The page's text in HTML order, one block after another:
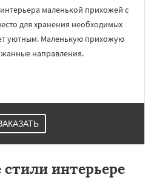
маленькой прихожей с
для хранения необходимых
уютным. Маленькую прихожую
направления.
интерьере